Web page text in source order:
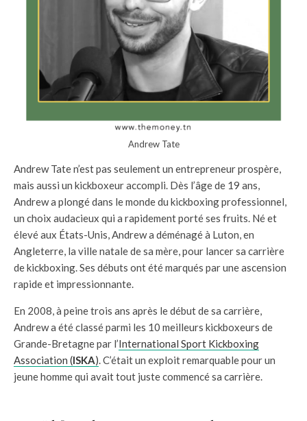
Andrew Tate
Andrew Tate n’est pas seulement un entrepreneur prospère,
mais aussi un kickboxeur accompli. Dès l’âge de 19 ans,
Andrew a plongé dans le monde du kickboxing professionnel,
un choix audacieux qui a rapidement porté ses fruits. Né et
élevé aux États-Unis, Andrew a déménagé à Luton, en
Angleterre, la ville natale de sa mère, pour lancer sa carrière
de kickboxing. Ses débuts ont été marqués par une ascension
rapide et impressionnante.
En 2008, à peine trois ans après le début de sa carrière,
Andrew a été classé parmi les 10 meilleurs kickboxeurs de
Grande-Bretagne par l’International Sport Kickboxing
Association (ISKA). C’était un exploit remarquable pour un
jeune homme qui avait tout juste commencé sa carrière.